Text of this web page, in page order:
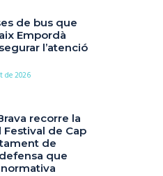
de bus que
Empordà
l’atenció
de 2026
recorre la
de Cap
de
que
normativa